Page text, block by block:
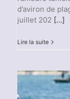
d’aviron de
juillet 202 [...]
Lire la suite